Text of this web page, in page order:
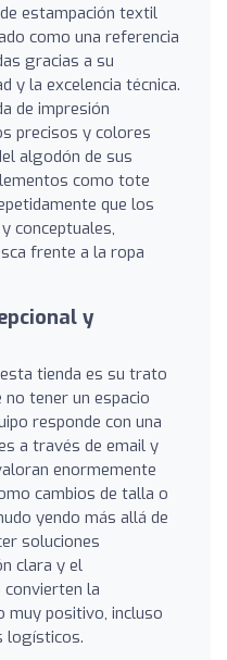
de estampación textil
como una referencia
gracias a su
y la excelencia técnica.
de impresión
precisos y colores
algodón de sus
como tote
que los
conceptuales,
frente a la ropa
y
tienda es su trato
no tener un espacio
responde con una
a través de email y
enormemente
cambios de talla o
yendo más allá de
soluciones
clara y el
la
muy positivo, incluso
logísticos.